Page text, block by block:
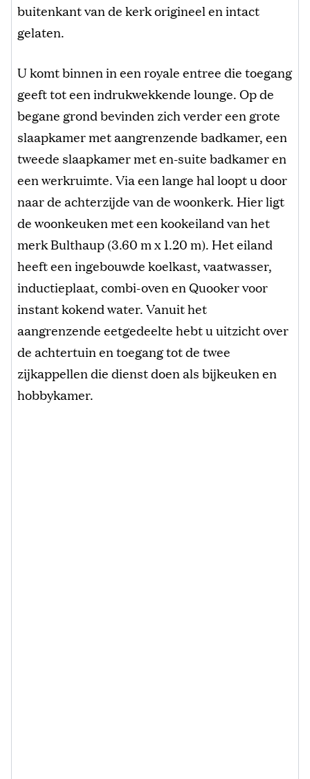
buitenkant van de kerk origineel en intact
gelaten.
U komt binnen in een royale entree die toegang
geeft tot een indrukwekkende lounge. Op de
begane grond bevinden zich verder een grote
slaapkamer met aangrenzende badkamer, een
tweede slaapkamer met en-suite badkamer en
een werkruimte. Via een lange hal loopt u door
naar de achterzijde van de woonkerk. Hier ligt
de woonkeuken met een kookeiland van het
merk Bulthaup (3.60 m x 1.20 m). Het eiland
heeft een ingebouwde koelkast, vaatwasser,
inductieplaat, combi-oven en Quooker voor
instant kokend water. Vanuit het
aangrenzende eetgedeelte hebt u uitzicht over
de achtertuin en toegang tot de twee
zijkappellen die dienst doen als bijkeuken en
hobbykamer.